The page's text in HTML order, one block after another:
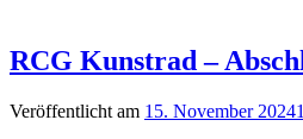
RCG Kunstrad –
Veröffentlicht am 15. November 2024